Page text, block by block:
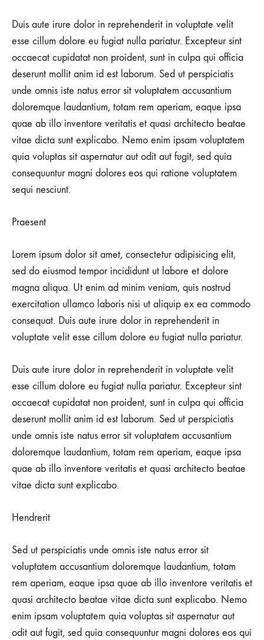
Duis aute irure dolor in reprehenderit in voluptate velit
esse cillum dolore eu fugiat nulla pariatur. Excepteur sint
occaecat cupidatat non proident, sunt in culpa qui officia
deserunt mollit anim id est laborum. Sed ut perspiciatis
unde omnis iste natus error sit voluptatem accusantium
doloremque laudantium, totam rem aperiam, eaque ipsa
quae ab illo inventore veritatis et quasi architecto beatae
vitae dicta sunt explicabo. Nemo enim ipsam voluptatem
quia voluptas sit aspernatur aut odit aut fugit, sed quia
consequuntur magni dolores eos qui ratione voluptatem
sequi nesciunt.
Praesent
Lorem ipsum dolor sit amet, consectetur adipisicing elit,
sed do eiusmod tempor incididunt ut labore et dolore
magna aliqua. Ut enim ad minim veniam, quis nostrud
exercitation ullamco laboris nisi ut aliquip ex ea commodo
consequat. Duis aute irure dolor in reprehenderit in
voluptate velit esse cillum dolore eu fugiat nulla pariatur.
Duis aute irure dolor in reprehenderit in voluptate velit
esse cillum dolore eu fugiat nulla pariatur. Excepteur sint
occaecat cupidatat non proident, sunt in culpa qui officia
deserunt mollit anim id est laborum. Sed ut perspiciatis
unde omnis iste natus error sit voluptatem accusantium
doloremque laudantium, totam rem aperiam, eaque ipsa
quae ab illo inventore veritatis et quasi architecto beatae
vitae dicta sunt explicabo.
Hendrerit
Sed ut perspiciatis unde omnis iste natus error sit
voluptatem accusantium doloremque laudantium, totam
rem aperiam, eaque ipsa quae ab illo inventore veritatis et
quasi architecto beatae vitae dicta sunt explicabo. Nemo
enim ipsam voluptatem quia voluptas sit aspernatur aut
odit aut fugit, sed quia consequuntur magni dolores eos qui